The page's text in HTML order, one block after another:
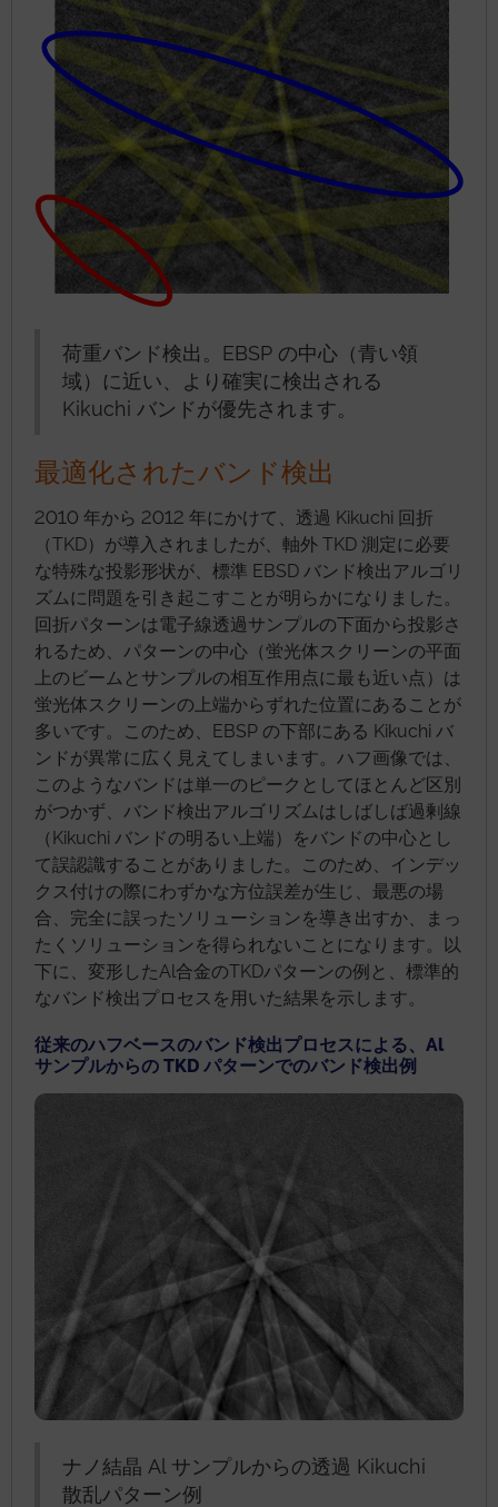
荷重バンド検出。EBSP の中心（青い領
域）に近い、より確実に検出される
Kikuchi バンドが優先されます。
最適化されたバンド検出
2010 年から 2012 年にかけて、透過 Kikuchi 回折
（TKD）が導入されましたが、軸外 TKD 測定に必要
な特殊な投影形状が、標準 EBSD バンド検出アルゴリ
ズムに問題を引き起こすことが明らかになりました。
回折パターンは電子線透過サンプルの下面から投影さ
れるため、パターンの中心（蛍光体スクリーンの平面
上のビームとサンプルの相互作用点に最も近い点）は
蛍光体スクリーンの上端からずれた位置にあることが
多いです。このため、EBSP の下部にある Kikuchi バ
ンドが異常に広く見えてしまいます。ハフ画像では、
このようなバンドは単一のピークとしてほとんど区別
がつかず、バンド検出アルゴリズムはしばしば過剰線
（Kikuchi バンドの明るい上端）をバンドの中心とし
て誤認識することがありました。このため、インデッ
クス付けの際にわずかな方位誤差が生じ、最悪の場
合、完全に誤ったソリューションを導き出すか、まっ
たくソリューションを得られないことになります。以
下に、変形したAl合金のTKDパターンの例と、標準的
なバンド検出プロセスを用いた結果を示します。
従来のハフベースのバンド検出プロセスによる、Al
サンプルからの TKD パターンでのバンド検出例
ナノ結晶 Al サンプルからの透過 Kikuchi
散乱パターン例